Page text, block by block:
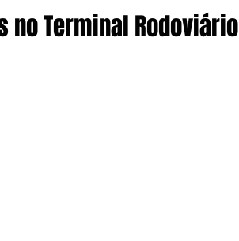
no Terminal Rodoviário